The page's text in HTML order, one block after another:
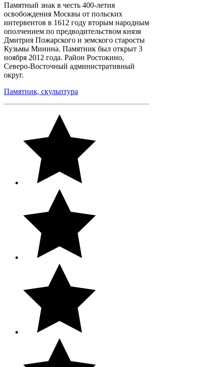
Памятный знак в честь 400-летия
освобождения Москвы от польских
интервентов в 1612 году вторым народным
ополчением по предводительством князя
Дмитрия Пожарского и земского старосты
Кузьмы Минина. Памятник был открыт 3
ноября 2012 года. Район Ростокино,
Северо-Восточный административный
округ.
Памятник, скульптура